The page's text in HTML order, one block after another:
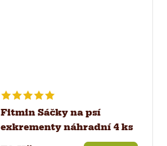
Fitmin Sáčky na psí
exkrementy náhradní 4 ks